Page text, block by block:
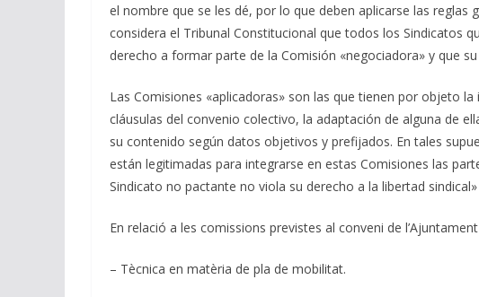
el nombre que se les dé, por lo que deben aplicarse las reglas
considera el Tribunal Constitucional que todos los Sindicatos
derecho a formar parte de la Comisión «negociadora» y que
Las Comisiones «aplicadoras» son las que tienen por objeto
cláusulas del convenio colectivo, la adaptación de alguna de
su contenido según datos objetivos y prefijados. En tales
están legitimadas para integrarse en estas Comisiones las
Sindicato no pactante no viola su derecho a la libertad sindical»
En relació a les comissions previstes al conveni de
– Tècnica en matèria de pla de mobilitat.